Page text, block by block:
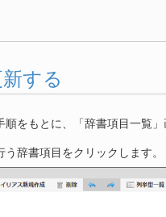
する
順をもとに、「辞書項目一覧
辞書項目をクリックします。